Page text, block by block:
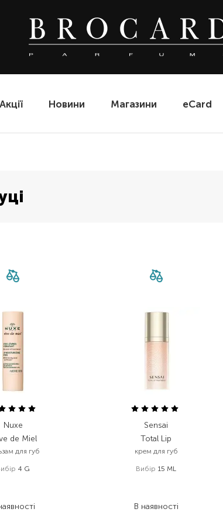
Акції Новини Магазини eCard
Nuxe
de Miel
для губ
4 G
Sensai
Total Lip
крем для губ
Вибір 15 ML
В наявності